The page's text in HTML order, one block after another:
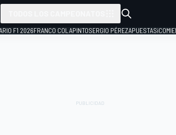
F1 2026FRANCO COLAPINTOSERGIO PÉREZAPUESTAS